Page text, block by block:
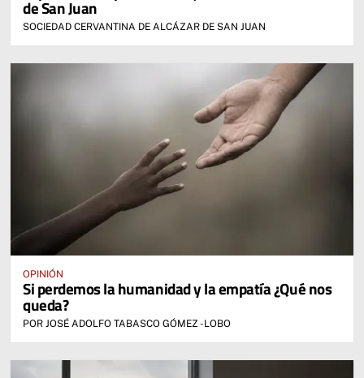
de San Juan
SOCIEDAD CERVANTINA DE ALCÁZAR DE SAN JUAN
OPINIÓN
Si perdemos la humanidad y la empatía ¿Qué nos
queda?
POR JOSÉ ADOLFO TABASCO GÓMEZ -LOBO